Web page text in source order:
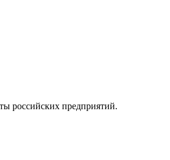
российских предприятий.